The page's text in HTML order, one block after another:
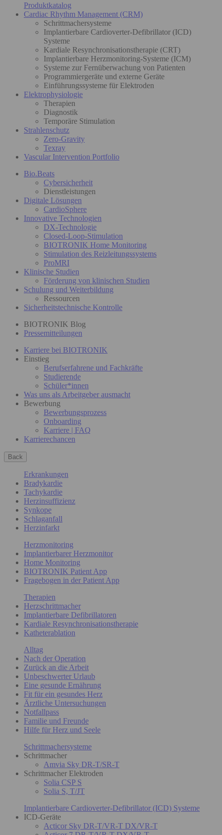
Produktkatalog
Cardiac Rhythm Management (CRM)
Schrittmachersysteme
Implantierbare Cardioverter-Defibrillator (ICD)
Systeme
Kardiale Resynchronisationstherapie (CRT)
Implantierbare Herzmonitoring-Systeme (ICM)
Systeme zur Fernüberwachung von Patienten
Programmiergeräte und externe Geräte
Einführungssysteme für Elektroden
Elektrophysiologie
Therapien
Diagnostik
Temporäre Stimulation
Strahlenschutz
Zero-Gravity
Texray
Vascular Intervention Portfolio
Bio.Beats
Cybersicherheit
Dienstleistungen
Digitale Lösungen
CardioSphere
Innovative Technologien
DX-Technologie
Closed-Loop-Stimulation
BIOTRONIK Home Monitoring
Stimulation des Reizleitungssystems
ProMRI
Klinische Studien
Förderung von klinischen Studien
Schulung und Weiterbildung
Ressourcen
Sicherheitstechnische Kontrolle
BIOTRONIK Blog
Pressemitteilungen
Karriere bei BIOTRONIK
Einstieg
Berufserfahrene und Fachkräfte
Studierende
Schüler*innen
Was uns als Arbeitgeber ausmacht
Bewerbung
Bewerbungsprozess
Onboarding
Karriere | FAQ
Karrierechancen
Back
Erkrankungen
Bradykardie
Tachykardie
Herzinsuffizienz
Synkope
Schlaganfall
Herzinfarkt
Herzmonitoring
Implantierbarer Herzmonitor
Home Monitoring
BIOTRONIK Patient App
Fragebogen in der Patient App
Therapien
Herzschrittmacher
Implantierbare Defibrillatoren
Kardiale Resynchronisationstherapie
Katheterablation
Alltag
Nach der Operation
Zurück an die Arbeit
Unbeschwerter Urlaub
Eine gesunde Ernährung
Fit für ein gesundes Herz
Ärztliche Untersuchungen
Notfallpass
Familie und Freunde
Hilfe für Herz und Seele
Schrittmachersysteme
Schrittmacher
Amvia Sky DR-T/SR-T
Schrittmacher Elektroden
Solia CSP S
Solia S, T/JT
Implantierbare Cardioverter-Defibrillator (ICD) Systeme
ICD-Geräte
Acticor Sky DR-T/VR-T DX/VR-T